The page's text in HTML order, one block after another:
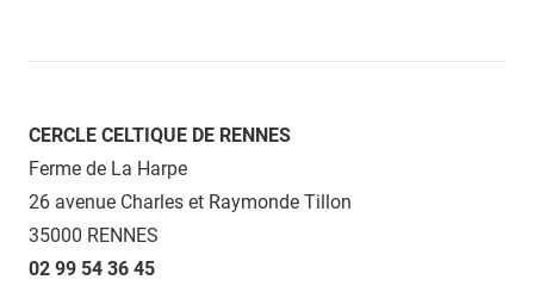
CERCLE CELTIQUE DE RENNES
Ferme de La Harpe
26 avenue Charles et Raymonde Tillon
35000 RENNES
02 99 54 36 45